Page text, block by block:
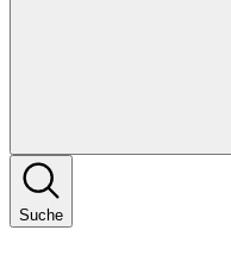
Suche